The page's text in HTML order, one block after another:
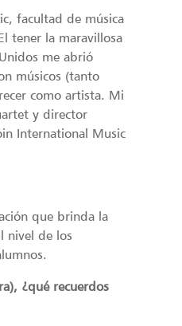
facultad de música
tener la maravillosa
me abrió
músicos (tanto
como artista. Mi
y director
International Music
que brinda la
nivel de los
¿qué recuerdos